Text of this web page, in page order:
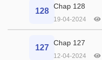
128
Chap 128
19-04-2024
127
Chap 127
12-04-2024